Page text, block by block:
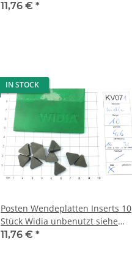
Mwst. KV050
11,76 € *
IN STOCK
Posten Wendeplatten Inserts 10
Stück Widia unbenutzt siehe
Bild mit Mwst KV071
11,76 € *